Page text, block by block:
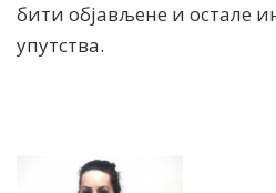
бити објављене и остале
упутства.